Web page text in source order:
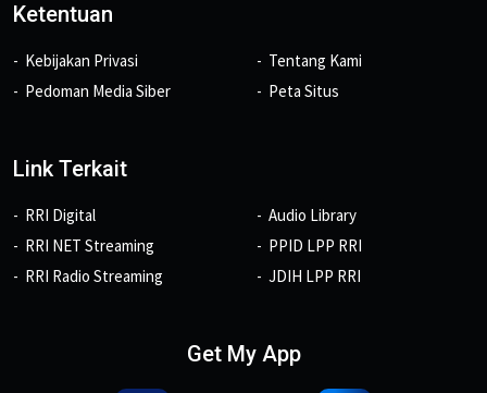
Ketentuan
Kebijakan Privasi
Pedoman Media Siber
Tentang Kami
Peta Situs
Link Terkait
RRI Digital
RRI NET Streaming
RRI Radio Streaming
Audio Library
PPID LPP RRI
JDIH LPP RRI
Get My App